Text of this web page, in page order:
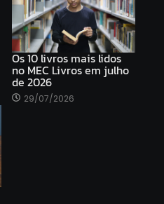
Os 10 livros mais lidos
no MEC Livros em julho
de 2026
29/07/2026